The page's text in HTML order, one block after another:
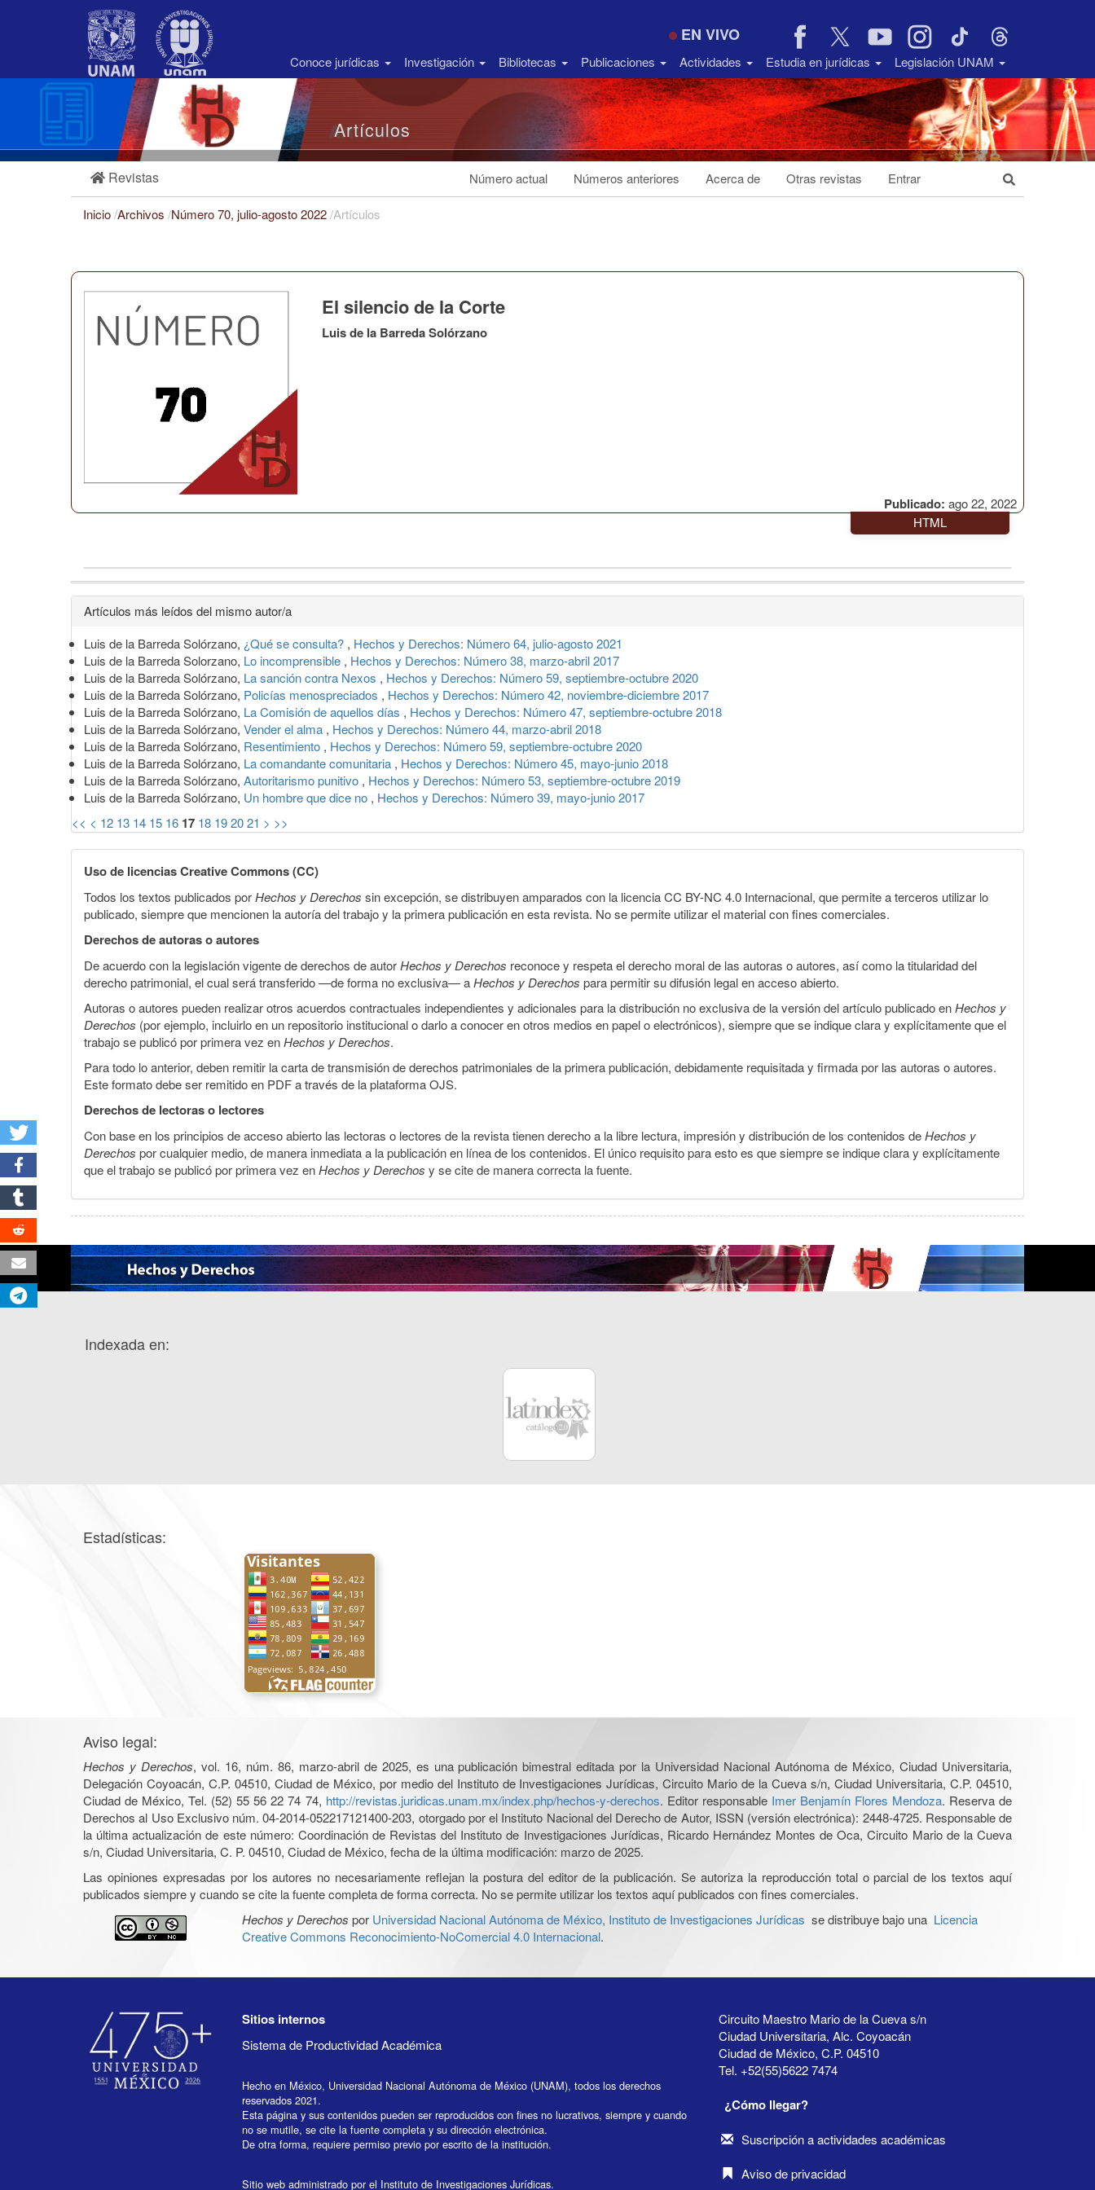
Barra
EN VIVO
Conoce jurídicas Investigación Bibliotecas Publicaciones Actividades Estudia en jurídicas Legislación UNAM
Artículos
Revistas Número actual Números anteriores Acerca de Otras revistas Entrar
Inicio/Archivos /Número 70, julio-agosto 2022/Artículos
Publicado: ago 22, 2022
El silencio de la Corte
Luis de la Barreda Solórzano
HTML
Detalles
del
artículo
Artículos más leídos del mismo autor/a
Luis de la Barreda Solórzano, ¿Qué se consulta? , Hechos y Derechos: Número 64, julio-agosto 2021
Luis de la Barreda Solorzano, Lo incomprensible , Hechos y Derechos: Número 38, marzo-abril 2017
Luis de la Barreda Solórzano, La sanción contra Nexos , Hechos y Derechos: Número 59, septiembre-octubre 2020
Luis de la Barreda Solórzano, Policías menospreciados , Hechos y Derechos: Número 42, noviembre-diciembre 2017
Luis de la Barreda Solórzano, La Comisión de aquellos días , Hechos y Derechos: Número 47, septiembre-octubre 2018
Luis de la Barreda Solórzano, Vender el alma , Hechos y Derechos: Número 44, marzo-abril 2018
Luis de la Barreda Solórzano, Resentimiento , Hechos y Derechos: Número 59, septiembre-octubre 2020
Luis de la Barreda Solórzano, La comandante comunitaria , Hechos y Derechos: Número 45, mayo-junio 2018
Luis de la Barreda Solórzano, Autoritarismo punitivo , Hechos y Derechos: Número 53, septiembre-octubre 2019
Luis de la Barreda Solórzano, Un hombre que dice no , Hechos y Derechos: Número 39, mayo-junio 2017
<< < 12 13 14 15 16 17 18 192021 > >>
Uso de licencias Creative Commons (CC)
Todos los textos publicados porHechos y Derechos sin excepción, se distribuyen amparados con la licencia CC BY-NC 4.0 Internacional, que permite a terceros utilizar lo
publicado, siempre que mencionen la autoría del trabajo y la primera publicación en esta revista. No se permite utilizar el material con fines comerciales.
Derechos de autoras o autores
De acuerdo con la legislación vigente de derechos de autorHechos y Derechos reconoce y respeta el derecho moral de las autoras o autores, así como la titularidad del
derecho patrimonial, el cual será transferido —de forma no exclusiva— aHechos y Derechos para permitir su difusión legal en acceso abierto.
Autoras o autores pueden realizar otros acuerdos contractuales independientes y adicionales para la distribución no exclusiva de la versión del artículo publicado enHechos y
Derechos (por ejemplo, incluirlo en un repositorio institucional o darlo a conocer en otros medios en papel o electrónicos), siempre que se indique clara y explícitamente que el
trabajo se publicó por primera vez enHechos y Derechos.
Para todo lo anterior, deben remitir la carta de transmisión de derechos patrimoniales de la primera publicación, debidamente requisitada y firmada por las autoras o autores.
Este formato debe ser remitido en PDF a través de la plataforma OJS.
Derechos de lectoras o lectores
Con base en los principios de acceso abierto las lectoras o lectores de la revista tienen derecho a la libre lectura, impresión y distribución de los contenidos deHechos y
Derechos por cualquier medio, de manera inmediata a la publicación en línea de los contenidos. El único requisito para esto es que siempre se indique clara y explícitamente
que el trabajo se publicó por primera vez enHechos y Derechos y se cite de manera correcta la fuente.
Indexada en:
Estadísticas:
Aviso legal:
Hechos y Derechos, vol. 16, núm. 86, marzo-abril de 2025, es una publicación bimestral editada por la Universidad Nacional Autónoma de México, Ciudad Universitaria,
Delegación Coyoacán, C.P. 04510, Ciudad de México, por medio del Instituto de Investigaciones Jurídicas, Circuito Mario de la Cueva s/n, Ciudad Universitaria, C.P. 04510,
Ciudad de México, Tel. (52) 55 56 22 74 74, http://revistas.juridicas.unam.mx/index.php/hechos-y-derechos. Editor responsable Imer Benjamín Flores Mendoza. Reserva de
Derechos al Uso Exclusivo núm. 04-2014-052217121400-203, otorgado por el Instituto Nacional del Derecho de Autor, ISSN (versión electrónica): 2448-4725. Responsable de
la última actualización de este número: Coordinación de Revistas del Instituto de Investigaciones Jurídicas, Ricardo Hernández Montes de Oca, Circuito Mario de la Cueva
s/n, Ciudad Universitaria, C. P. 04510, Ciudad de México, fecha de la última modificación: marzo de 2025.
Las opiniones expresadas por los autores no necesariamente reflejan la postura del editor de la publicación. Se autoriza la reproducción total o parcial de los textos aquí
publicados siempre y cuando se cite la fuente completa de forma correcta. No se permite utilizar los textos aquí publicados con fines comerciales.
Hechos y Derechos por Universidad Nacional Autónoma de México, Instituto de Investigaciones Jurídicas se distribuye bajo una Licencia
Creative Commons Reconocimiento-NoComercial 4.0 Internacional.
Sitios internos
Sistema de Productividad Académica
Hecho en México, Universidad Nacional Autónoma de México (UNAM), todos los derechos
reservados 2021.
Esta página y sus contenidos pueden ser reproducidos con fines no lucrativos, siempre y cuando
no se mutile, se cite la fuente completa y su dirección electrónica.
De otra forma, requiere permiso previo por escrito de la institución.
Sitio web administrado por el Instituto de Investigaciones Jurídicas.
Circuito Maestro Mario de la Cueva s/n
Ciudad Universitaria, Alc. Coyoacán
Ciudad de México, C.P. 04510
Tel. +52(55)5622 7474
¿Cómo llegar?
Suscripción a actividades académicas
Aviso de privacidad